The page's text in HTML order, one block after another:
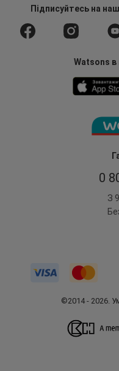
0
З
Підписуйтесьна
Watsons
©2014 - 2026.